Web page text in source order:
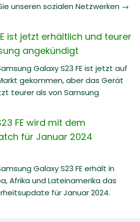
unseren sozialen Netzwerken →
ist jetzt erhältlich und teurer
angekündigt
Galaxy S23 FE ist jetzt auf
gekommen, aber das Gerät
teurer als von Samsung
FE wird mit dem
für Januar 2024
Galaxy S23 FE erhält in
Afrika und Lateinamerika das
für Januar 2024.